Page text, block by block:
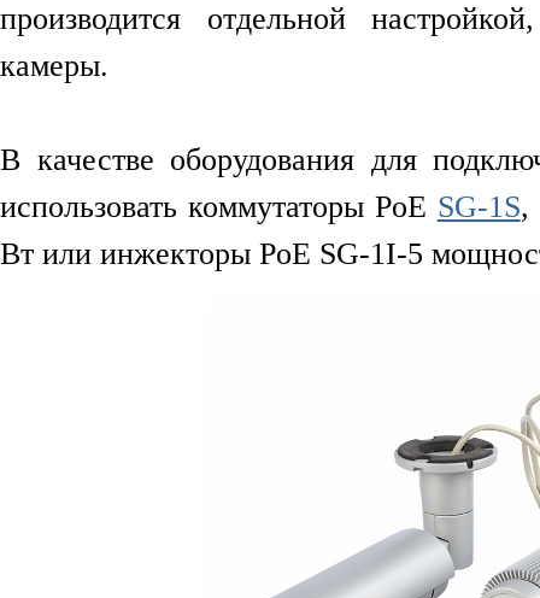
производится отдельной
камеры.
В качестве оборудования для
использовать коммутаторы PoE SG-1S,
Вт или инжекторы PoE SG-1I-5